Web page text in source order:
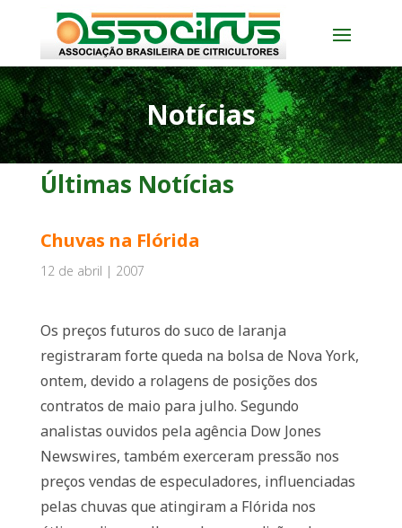
Notícias
Últimas Notícias
Chuvas na Flórida
12 de abril | 2007
Os preços futuros do suco de laranja
registraram forte queda na bolsa de Nova York,
ontem, devido a rolagens de posições dos
contratos de maio para julho. Segundo
analistas ouvidos pela agência Dow Jones
Newswires, também exerceram pressão nos
preços vendas de especuladores, influenciadas
pelas chuvas que atingiram a Flórida nos